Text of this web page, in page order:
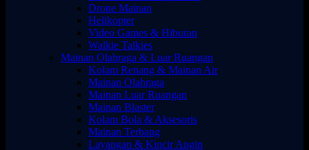
Drone Mainan
Helikopter
Video Games & Hiburan
Walkie Talkies
Mainan Olahraga & Luar Ruangan
Kolam Renang & Mainan Air
Mainan Olahraga
Mainan Luar Ruangan
Mainan Blaster
Kolam Bola & Aksesoris
Mainan Terbang
Layangan & Kincir Angin